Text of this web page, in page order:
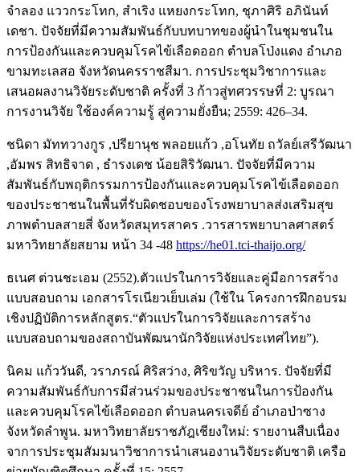
จำลอง แววกระโทก, สำเริง แหยงกระโทก, ชุภาศิริ อภินันท์
เดชา. ปัจจัยที่มีความสัมพันธ์กับบทบาทของผู้นำในชุมชนใน
การป้องกันและควบคุมโรคไข้เลือดออก ตำบลโป่งแดง อำเภอ
ขามทะเลสอ จังหวัดนครราชสีมา. การประชุมวิชาการและ
เสนอผลงานวิจัยระดับชาติ ครั้งที่ 3 ก้าวสู่ทศวรรษที่ 2: บูรณา
การงานวิจัย ใช้องค์ความรู้ สู่ความยั่งยืน; 2559: 426–34.
ชนิดา มัททวางกูร ,ปรียานุช พลอยแก้ว ,อโนทัย ถวัลย์เสรีวัฒนา
,อัมพร สิทธิจาด , ธำรงเดช น้อยสิริวัฒนา. ปัจจัยที่มีความ
สัมพันธ์กับพฤติกรรมการป้องกันและควบคุมโรคไข้เลือดออก
ของประชาชนในพื้นที่รับผิดชอบของโรงพยาบาลส่งเสริมสุข
ภาพตำบลสายสี่ จังหวัดสมุทรสาคร .วารสารพยาบาลศาสตร์
มหาวิทยาลัยสยาม หน้า 34 -48 https://he01.tci-thaijo.org/
ธเนศ ต่วนชะเอม (2552).ตัวแปรในการวิจัยและคู่มือการสร้าง
แบบสอบถาม เอกสารโรเนียวเย็บเล่ม (ใช้ใน โครงการฝึกอบรม
เชิงปฏิบัติการหลักสูตร.“ตัวแปรในการวิจัยและการสร้าง
แบบสอบถามของสถาบันพัฒนานักวิจัยแห่งประเทศไทย”).
นิคม แก้ววันดี, วราภรณ์ ศิริสว่าง, ศิริขวัญ บริหาร. ปัจจัยที่มี
ความสัมพันธ์กับการมีส่วนร่วมของประชาชนในการป้องกัน
และควบคุมโรคไข้เลือดออก ตำบลนครเจดีย์ อำเภอป่าซาง
จังหวัดลำพูน. มหาวิทยาลัยราชภัฎเชียงใหม่: รายงานสืบเนื่อง
จาการประชุมสัมมนาวิชาการนำเสนองานวิจัยระดับชาติ เครือ